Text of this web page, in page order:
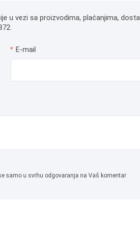
vezi sa proizvodima, plaćanjima,
* E-mail
samo u svrhu odgovaranja na Vaš komentar